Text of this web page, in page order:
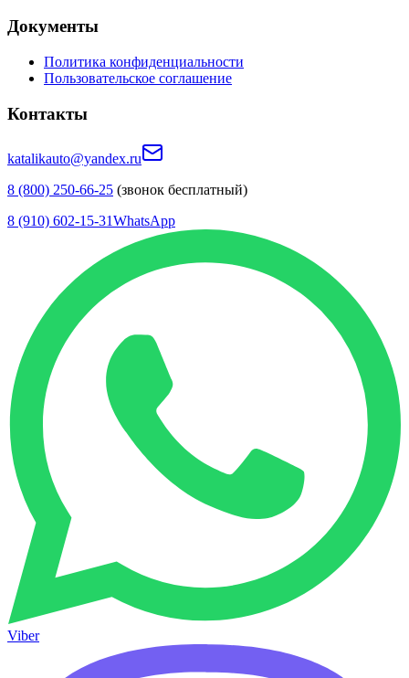
Документы
Политика конфиденциальности
Пользовательское соглашение
Контакты
katalikauto@yandex.ru
8 (800) 250-66-25 (звонок бесплатный)
8 (910) 602-15-31WhatsApp
Viber